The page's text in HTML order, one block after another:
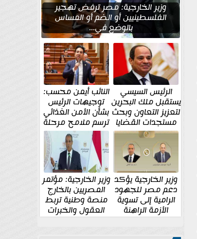
وزير الخارجية: مصر ترفض تهجير
الفلسطينيين أو الضم أو المساس
بالوضع في...
الرئيس السيسي
يستقبل ملك البحرين
لتعزيز التعاون وبحث
مستجدات القضايا
الإقليمية والدولية
النائب أيمن محسب:
توجيهات الرئيس
بشأن الأمن الغذائي
ترسم ملامح مرحلة
جديدة
وزير الخارجية يؤكد
دعم مصر للجهود
الرامية إلى تسوية
الأزمة الراهنة
وزير الخارجية: مؤتمر
المصريين بالخارج
منصة وطنية تربط
العقول والخبرات
المصرية بالدولة